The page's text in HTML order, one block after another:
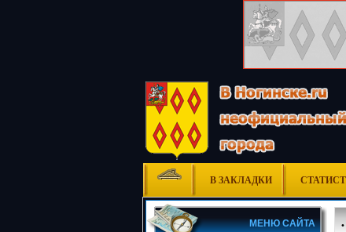
В ЗАКЛАДКИ
МЕНЮ САЙТА •